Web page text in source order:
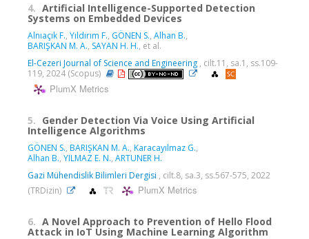
4. Artificial Intelligence-Supported Detection
Systems on Embedded Devices
Alnıaçık F., Yıldırım F., GÖNEN S., Alhan B.,
BARIŞKAN M. A., SAYAN H. H., et al.
El-Cezeri Journal of Science and Engineering , cilt.11, sa.1, ss.109-
119, 2024 (Scopus)
PlumX Metrics
5. Gender Detection Via Voice Using Artificial
Intelligence Algorithms
GÖNEN S., BARIŞKAN M. A., Karacayılmaz G.,
Alhan B., YILMAZ E. N., ARTUNER H.
Gazi Mühendislik Bilimleri Dergisi , cilt.8, sa.3, ss.567-575, 2022
(TRDizin)
PlumX Metrics
6. A Novel Approach to Prevention of Hello Flood
Attack in IoT Using Machine Learning Algorithm